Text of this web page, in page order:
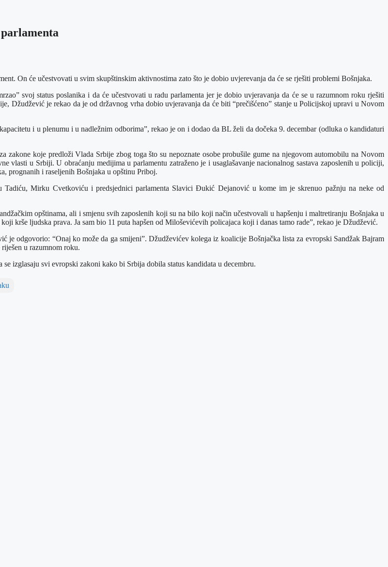
On će učestvovati u svim skupštinskim aktivnostima zato što je dobio uvjerevanja da će se rješiti problemi Bošnjaka.
svoj status poslanika i da će učestvovati u radu parlamenta jer je dobio uvjeravanja da će se u razumnom roku rješiti
Džudžević je rekao da je od državnog vrha dobio uvjeravanja da će biti “prečišćeno” stanje u Policijskoj upravi u Novom
i u plenumu i u nadležnim odborima”, rekao je on i dodao da BL želi da dočeka 9. decembar (odluka o kandidaturi
zakone koje predloži Vlada Srbije zbog toga što su nepoznate osobe probušile gume na njegovom automobilu na Novom
vlasti u Srbiji. U obraćanju medijima u parlamentu zatraženo je i usaglašavanje nacionalnog sastava zaposlenih u policiji,
prognanih i raseljenih Bošnjaka u opštinu Priboj.
Mirku Cvetkoviću i predsjednici parlamenta Slavici Đukić Dejanović u kome im je skrenuo pažnju na neke od
opštinama, ali i smjenu svih zaposlenih koji su na bilo koji način učestvovali u hapšenju i maltretiranju Bošnjaka u
krše ljudska prava. Ja sam bio 11 puta hapšen od Miloševićevih policajaca koji i danas tamo rade”, rekao je Džudžević.
je odgovorio: “Onaj ko može da ga smijeni”. Džudževićev kolega iz koalicije Bošnjačka lista za evropski Sandžak Bajram
u razumnom roku.
izglasaju svi evropski zakoni kako bi Srbija dobila status kandidata u decembru.